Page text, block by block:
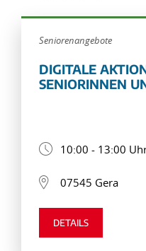
Seniorenangebote
DIGITALE
SENIORINNEN
10:00 - 13:00
07545 Gera
DETAILS